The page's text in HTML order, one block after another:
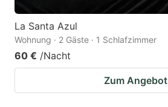
La Santa Azul
Wohnung · 2 Gäste · 1 Schlafzimmer
60 € /Nacht
Zum Angebot